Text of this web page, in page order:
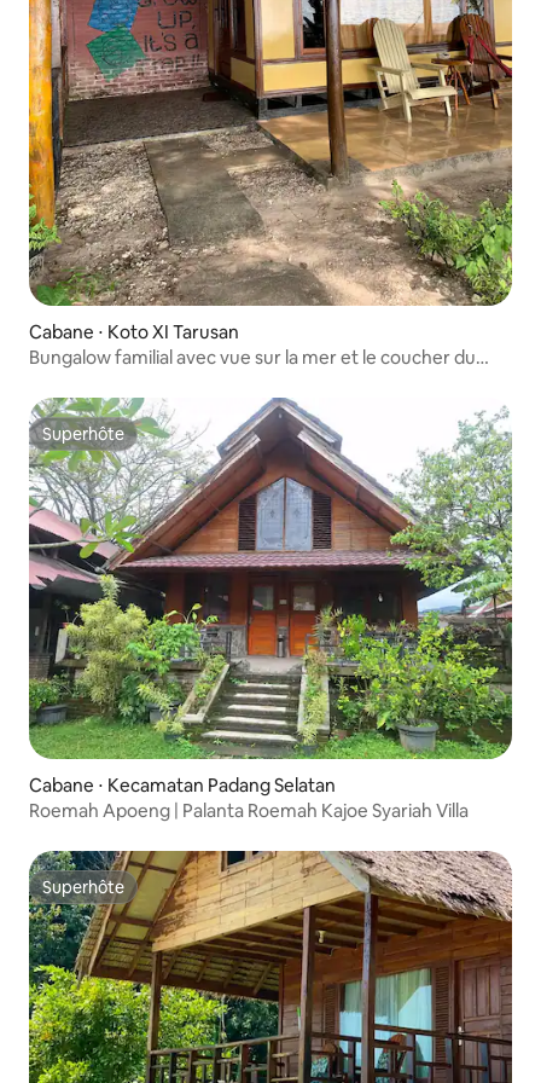
Cabane ⋅ Koto XI Tarusan
Bungalow familial avec vue sur la mer et le coucher du
Superhôte
Superhôte
Cabane ⋅ Kecamatan Padang Selatan
Roemah Apoeng | Palanta Roemah Kajoe Syariah Villa
Superhôte
Superhôte